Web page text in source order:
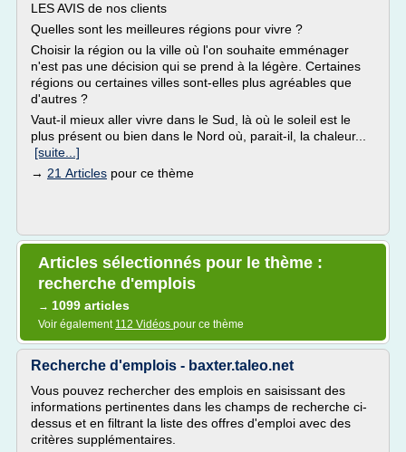
LES AVIS de nos clients
Quelles sont les meilleures régions pour vivre ?
Choisir la région ou la ville où l'on souhaite emménager
n'est pas une décision qui se prend à la légère. Certaines
régions ou certaines villes sont-elles plus agréables que
d'autres ?
Vaut-il mieux aller vivre dans le Sud, là où le soleil est le
plus présent ou bien dans le Nord où, parait-il, la chaleur...
[suite...]
→ 21 Articles pour ce thème
Articles sélectionnés pour le thème :
recherche d'emplois
→ 1099 articles
Voir également 112 Vidéos pour ce thème
Recherche d'emplois - baxter.taleo.net
Vous pouvez rechercher des emplois en saisissant des
informations pertinentes dans les champs de recherche ci-
dessus et en filtrant la liste des offres d'emploi avec des
critères supplémentaires.